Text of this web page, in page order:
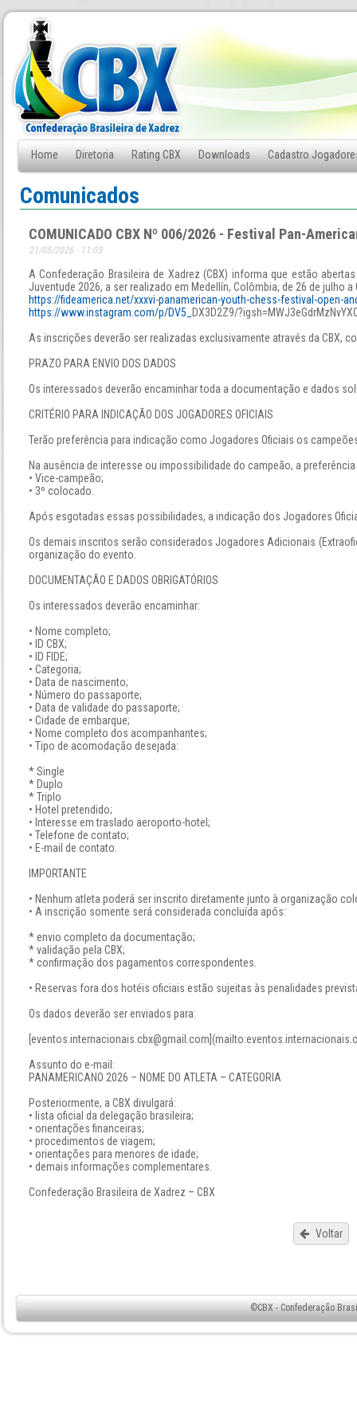
Home Diretoria Rating CBX Downloads Cadastro
Fale Conosco
Comunicados
COMUNICADO CBX Nº 006/2026 - Festival Pan-
21/05/2026 - 11:03
A Confederação Brasileira de Xadrez (CBX) informa que estão
Juventude 2026, a ser realizado em Medellín, Colômbia, de 26 de julho
https://fideamerica.net/xxxvi-panamerican-youth-chess-festival-open-
https://www.instagram.com/p/DV5_
DX3D2Z9/
As inscrições deverão ser realizadas exclusivamente através da CBX,
PRAZO PARA ENVIO DOS DADOS
Os interessados deverão encaminhar toda a documentação e dados
CRITÉRIO PARA INDICAÇÃO DOS JOGADORES OFICIAIS
Terão preferência para indicação como Jogadores Oficiais os
Na ausência de interesse ou impossibilidade do campeão, a
• Vice-campeão;
• 3º colocado.
Após esgotadas essas possibilidades, a indicação dos Jogadores
Os demais inscritos serão considerados Jogadores Adicionais
organização do evento.
DOCUMENTAÇÃO E DADOS OBRIGATÓRIOS
Os interessados deverão encaminhar:
• Nome completo;
• ID CBX;
• ID FIDE;
• Categoria;
• Data de nascimento;
• Número do passaporte;
• Data de validade do passaporte;
• Cidade de embarque;
• Nome completo dos acompanhantes;
• Tipo de acomodação desejada:
* Single
* Duplo
* Triplo
• Hotel pretendido;
• Interesse em traslado aeroporto-hotel;
• Telefone de contato;
• E-mail de contato.
IMPORTANTE
• Nenhum atleta poderá ser inscrito diretamente junto à organização
• A inscrição somente será considerada concluída após:
* envio completo da documentação;
* validação pela CBX;
* confirmação dos pagamentos correspondentes.
• Reservas fora dos hotéis oficiais estão sujeitas às penalidades
Os dados deverão ser enviados para:
Assunto do e-mail:
PANAMERICANO 2026 – NOME DO ATLETA – CATEGORIA
Posteriormente, a CBX divulgará:
• lista oficial da delegação brasileira;
• orientações financeiras;
• procedimentos de viagem;
• orientações para menores de idade;
• demais informações complementares.
Confederação Brasileira de Xadrez – CBX
Voltar
©CBX - Confederação